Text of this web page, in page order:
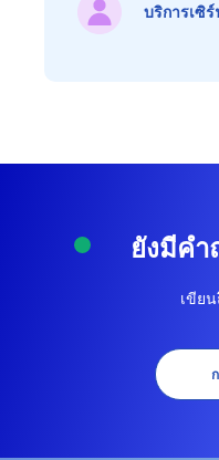
บริการเซิ
ยังมีคำ
เขียน